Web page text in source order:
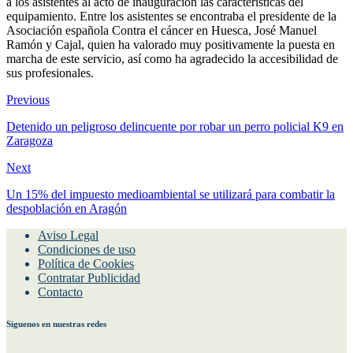
equipamiento. Entre los asistentes se encontraba el presidente de la
Asociación española Contra el cáncer en Huesca, José Manuel
Ramón y Cajal, quien ha valorado muy positivamente la puesta en
marcha de este servicio, así como ha agradecido la accesibilidad de
sus profesionales.
Previous
Detenido un peligroso delincuente por robar un perro policial K9 en
Zaragoza
Next
Un 15% del impuesto medioambiental se utilizará para combatir la
despoblación en Aragón
Aviso Legal
Condiciones de uso
Política de Cookies
Contratar Publicidad
Contacto
Siguenos en nuestras redes